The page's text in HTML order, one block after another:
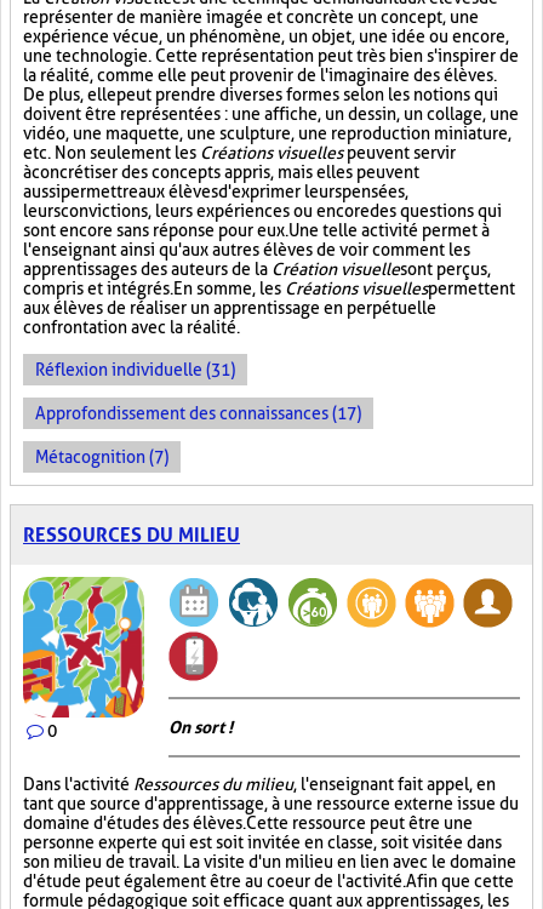
représenter de manière imagée et concrète un concept, une
expérience vécue, un phénomène, un objet, une idée ou encore,
une technologie. Cette représentation peut très bien s'inspirer de
la réalité, comme elle peut provenir de l'imaginaire des élèves.
De plus, elle peut prendre diverses formes selon les notions qui
doivent être représentées : une affiche, un dessin, un collage, une
vidéo, une maquette, une sculpture, une reproduction miniature,
etc. Non seulement les Créations visuellespeuvent servir
à concrétiser des concepts appris, mais elles peuvent
aussi permettre aux élèves d'exprimer leurs pensées,
leurs convictions, leurs expériences ou encore des questions qui
sont encore sans réponse pour eux. Une telle activité permet à
l'enseignant ainsi qu'aux autres élèves de voir comment les
apprentissages des auteurs de la Création visuellesont perçus,
compris et intégrés. En somme, les Créations visuellespermettent
aux élèves de réaliser un apprentissage en perpétuelle
confrontation avec la réalité.
Réflexion individuelle (31)
Approfondissement des connaissances (17)
Métacognition (7)
RESSOURCES DU MILIEU
0 On sort !
Dans l'activité Ressources du milieu, l'enseignant fait appel, en
tant que source d'apprentissage, à une ressource externe issue du
domaine d'études des élèves. Cette ressource peut être une
personne experte qui est soit invitée en classe, soit visitée dans
son milieu de travail. La visite d'un milieu en lien avec le domaine
d'étude peut également être au coeur de l'activité. Afin que cette
formule pédagogique soit efficace quant aux apprentissages, les